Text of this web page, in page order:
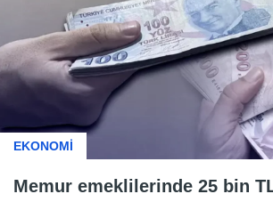
EKONOMİ
Memur emeklilerinde 25 bin